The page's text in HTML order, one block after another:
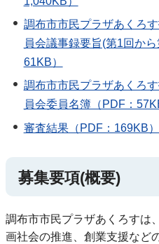
調布市市民プラザあくろ
員会議事録要旨(第1回か
61KB）
調布市市民プラザあくろ
員会委員名簿（PDF：
審査結果（PDF：169KB）
募集要項(概要)
調布市市民プラザあくろすは
画社会の推進、創業支援など